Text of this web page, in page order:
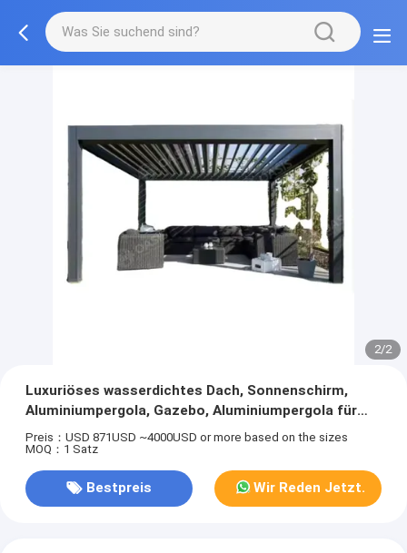
2/2
Luxuriöses wasserdichtes Dach, Sonnenschirm,
Aluminiumpergola, Gazebo, Aluminiumpergola für
Villen
Preis：USD 871USD ~4000USD or more based on the sizes
MOQ：1 Satz
Bestpreis Wir Reden Jetzt.